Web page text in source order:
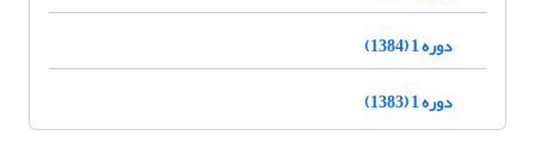
دوره 1 (1384)
دوره 1 (1383)